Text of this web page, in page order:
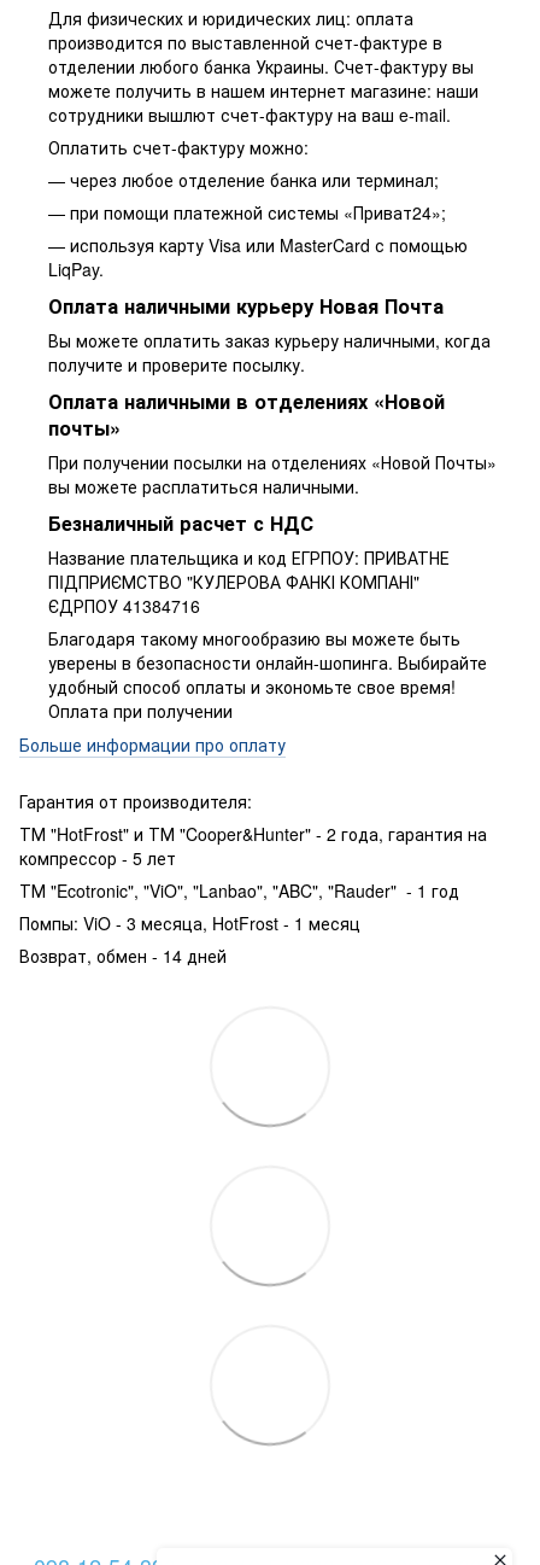
Для физических и юридических лиц: оплата
производится по выставленной счет-фактуре в
отделении любого банка Украины. Счет-фактуру вы
можете получить в нашем интернет магазине: наши
сотрудники вышлют счет-фактуру на ваш e-mail.
Оплатить счет-фактуру можно:
— через любое отделение банка или терминал;
— при помощи платежной системы «Приват24»;
— используя карту Visa или MasterCard с помощью
LiqPay.
Оплата наличными курьеру Новая Почта
Вы можете оплатить заказ курьеру наличными, когда
получите и проверите посылку.
Оплата наличными в отделениях «Новой
почты»
При получении посылки на отделениях «Новой Почты»
вы можете расплатиться наличными.
Безналичный расчет с НДС
Название плательщика и код ЕГРПОУ: ПРИВАТНЕ
ПIДПРИЄМСТВО "КУЛЕРОВА ФАНКІ КОМПАНІ"
ЄДРПОУ 41384716
Благодаря такому многообразию вы можете быть
уверены в безопасности онлайн-шопинга. Выбирайте
удобный способ оплаты и экономьте свое время!
Оплата при получении
Больше информации про оплату
Гарантия от производителя:
ТМ "HotFrost" и ТМ "Cooper&Hunter" - 2 года, гарантия на
компрессор - 5 лет
ТМ "Ecotronic", "ViO", "Lanbao", "ABC", "Rauder" - 1 год
Помпы: ViO - 3 месяца, HotFrost - 1 месяц
Возврат, обмен - 14 дней